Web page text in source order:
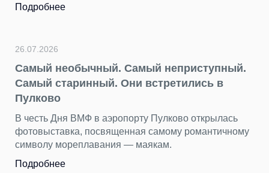
Подробнее
26.07.2026
Самый необычный. Самый неприступный.
Самый старинный. Они встретились в
Пулково
В честь Дня ВМФ в аэропорту Пулково открылась
фотовыставка, посвященная самому романтичному
символу мореплавания — маякам.
Подробнее